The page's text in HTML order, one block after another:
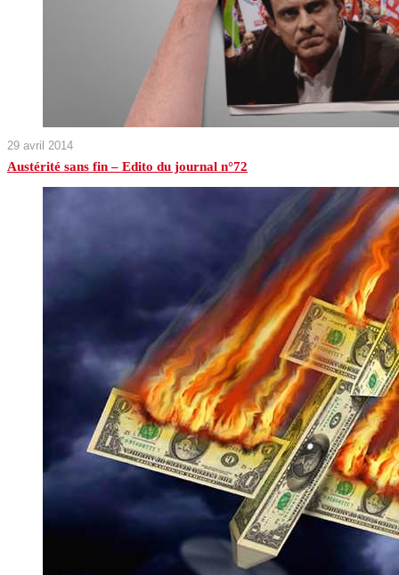
29 avril 2014
Austérité sans fin – Edito du journal n°72